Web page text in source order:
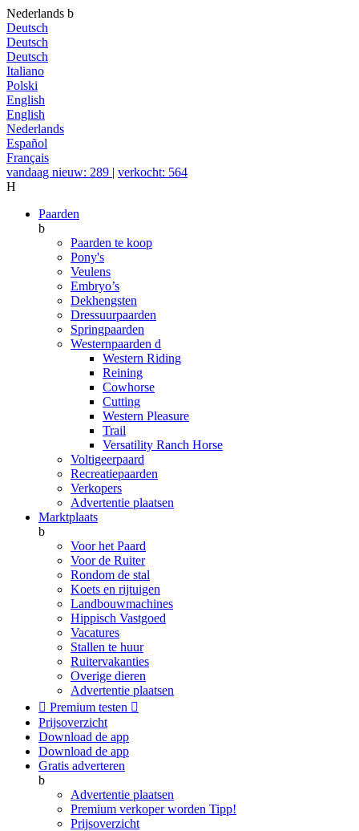
Nederlands b
Deutsch
Deutsch
Deutsch
Italiano
Polski
English
English
Nederlands
Español
Français
vandaag nieuw: 289 | verkocht: 564
H
Paarden
b
Paarden te koop
Pony's
Veulens
Embryo’s
Dekhengsten
Dressuurpaarden
Springpaarden
Westernpaarden d
Western Riding
Reining
Cowhorse
Cutting
Western Pleasure
Trail
Versatility Ranch Horse
Voltigeerpaard
Recreatiepaarden
Verkopers
Advertentie plaatsen
Marktplaats
b
Voor het Paard
Voor de Ruiter
Rondom de stal
Koets en rijtuigen
Landbouwmachines
Hippisch Vastgoed
Vacatures
Stallen te huur
Ruitervakanties
Overige dieren
Advertentie plaatsen
 Premium testen 
Prijsoverzicht
Download de app
Download de app
Gratis adverteren
b
Advertentie plaatsen
Premium verkoper worden Tipp!
Prijsoverzicht